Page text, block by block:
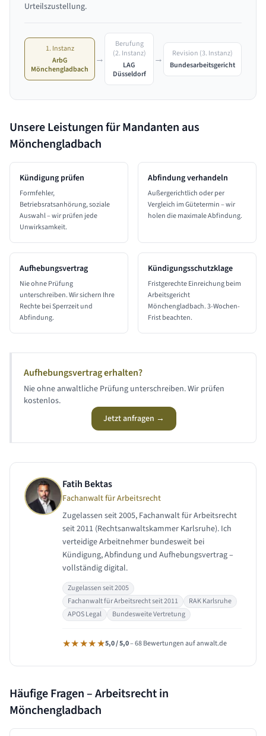
Urteilszustellung.
1. Instanz
ArbG
Mönchengladbach
→
Berufung
(2. Instanz)
LAG
Düsseldorf
→
Revision (3. Instanz)
Bundesarbeitsgericht
Unsere Leistungen für Mandanten aus
Mönchengladbach
Kündigung prüfen
Formfehler,
Betriebsratsanhörung, soziale
Auswahl – wir prüfen jede
Unwirksamkeit.
Abfindung verhandeln
Außergerichtlich oder per
Vergleich im Gütetermin – wir
holen die maximale Abfindung.
Aufhebungsvertrag
Nie ohne Prüfung
unterschreiben. Wir sichern Ihre
Rechte bei Sperrzeit und
Abfindung.
Kündigungsschutzklage
Fristgerechte Einreichung beim
Arbeitsgericht
Mönchengladbach. 3-Wochen-
Frist beachten.
Aufhebungsvertrag erhalten?
Nie ohne anwaltliche Prüfung unterschreiben. Wir prüfen
kostenlos.
Jetzt anfragen →
Fatih Bektas
Fachanwalt für Arbeitsrecht
Zugelassen seit 2005, Fachanwalt für Arbeitsrecht
seit 2011 (Rechtsanwaltskammer Karlsruhe). Ich
verteidige Arbeitnehmer bundesweit bei
Kündigung, Abfindung und Aufhebungsvertrag –
vollständig digital.
Zugelassen seit 2005
Fachanwalt für Arbeitsrecht seit 2011
RAK Karlsruhe
APOS Legal
Bundesweite Vertretung
★★★★★5,0 / 5,0– 68 Bewertungen auf anwalt.de
Häufige Fragen – Arbeitsrecht in
Mönchengladbach